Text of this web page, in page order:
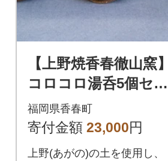
【上野焼香春徹山窯】
コロコロ湯呑5個セッ
ト
福岡県香春町
寄付金額 23,000円
上野(あがの)の土を使用し、